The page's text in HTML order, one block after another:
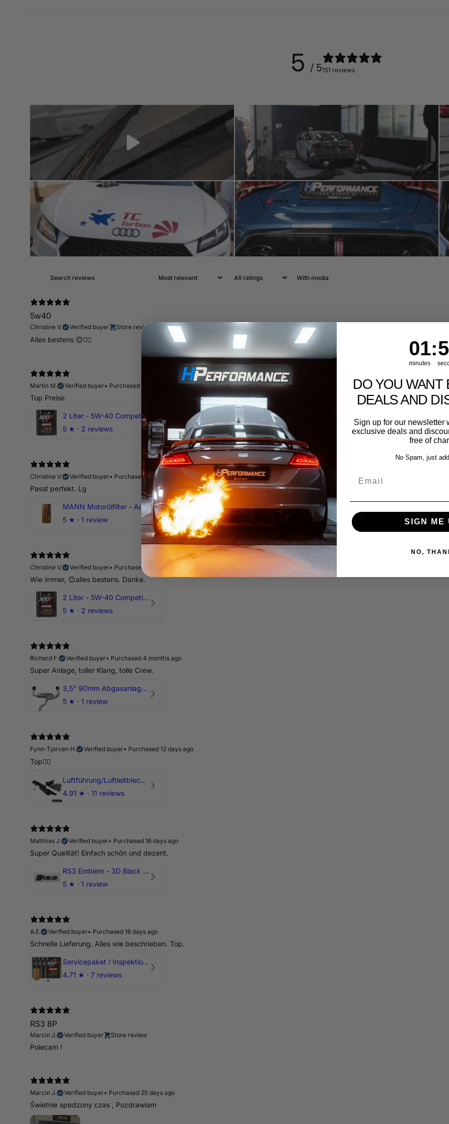
5 / 5151 reviews
With media
5w40
Christine V. Verified buyer Store review
Alles bestens 😊👍🏻
Martin M.
Verified buyer• Purchased 11 days ago
Top Preise
2 Liter - 5W-40 Competition 300V Motul Motoröl
5 ★ · 2 reviews
Christine V.
Verified buyer• Purchased 14 days ago
Passt perfekt. Lg
MANN Motorölfilter - Audi RS3 TTRS RSQ3 VZ5 - DAZ DNW
5 ★ · 1 review
Christine V.
Verified buyer• Purchased 14 days ago
Wie immer, 😊alles bestens. Danke.
2 Liter - 5W-40 Competition 300V Motul Motoröl
5 ★ · 2 reviews
Richard F.
Verified buyer• Purchased 4 months ago
Super Anlage, toller Klang, tolle Crew.
3,5" 90mm Abgasanlage AUDI RSQ3 DNWA 2.5 TFSI
5 ★ · 1 review
Fynn-Tjorven H.
Verified buyer• Purchased 12 days ago
Top👍🏼
Luftführung/Luftleitblech 5" 125mm offene Ansaugung HPerformance
4.91 ★ · 11 reviews
Matthias J.
Verified buyer• Purchased 16 days ago
Super Qualität! Einfach schön und dezent.
RS3 Emblem - 3D Black Edition - Schwarz/Schwarz Logo Modellschriftzug
5 ★ · 1 review
A.E.
Verified buyer• Purchased 18 days ago
Schnelle Lieferung. Alles wie beschrieben. Top.
Servicepaket / Inspektionspaket 1 mit Motul 300V 5W40 - 5W50 für alle 2.5 TFSI Modelle
4.71 ★ · 7 reviews
RS3 8P
Marcin J. Verified buyer Store review
Polecam !
Marcin J.
Verified buyer• Purchased 25 days ago
Świetnie spedzony czas , Pozdrawiam
1
01
minutes
: 56
DO YOU WANT
DEALS AND
Sign up for our newsletter
exclusive deals and
free of
No Spam, just
SIGN ME
NO,